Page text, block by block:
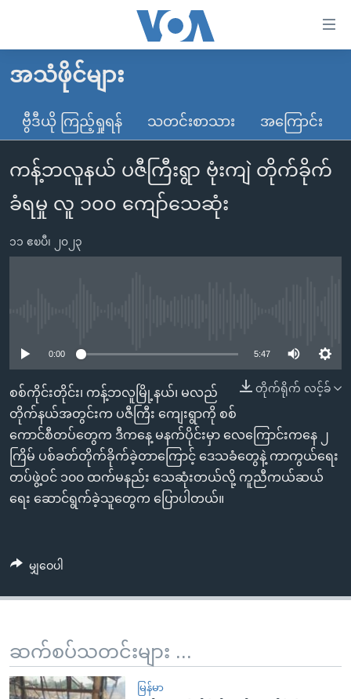
လွယ်ကူ
သည့်
များ
ပင်မ
သို့
စာမျက်နှာ
သို့
ကျော်
ကြည့်
ရန်
ရှာဖွေ
သို့
မူလစာမျက်နှာ
မြန်မာ
ကမ္ဘာ့သတင်းများ
နိုင်ငံတကာ
အစ္စရေး-ပါလက်စတိုင်း
ဗွီဒီယို
သတင်းလွတ်လပ်ခွင့်
ရပ်ဝန်းတခု လမ်းတခု အလွန်
အင်္ဂလိပ်စာလေ့လာမယ်
ဗွီအိုအေ လူမှုကွန်ယက်များ
ဘာသာစကားများ
အသံဖိုင်များ
ဗွီဒီယို ကြည့်ရှုရန် သတင်းစာသား အကြောင်း
ကန့်ဘလူနယ် ပဇီကြီးရွာ ဗုံးကျဲ တိုက်ခိုက်
ခံရမှု လူ ၁၀၀ ကျော်သေဆုံး
၁၁ ဧၿပီ၊ ၂၀၂၃
0:00 5:47
တိုက်ရိုက် လင့်ခ်
စစ်ကိုင်းတိုင်း၊ ကန့်ဘလူမြို့နယ်၊ မလည်
တိုက်နယ်အတွင်းက ပဇီကြီး ကျေးရွာကို စစ်
ကောင်စီတပ်တွေက ဒီကနေ့ မနက်ပိုင်းမှာ လေကြောင်းကနေ ၂
ကြိမ် ပစ်ခတ်တိုက်ခိုက်ခဲ့တာကြောင့် ဒေသခံတွေနဲ့ ကာကွယ်ရေး
တပ်ဖွဲ့ဝင် ၁၀၀ ထက်မနည်း သေဆုံးတယ်လို့ ကူညီကယ်ဆယ်
ရေး ဆောင်ရွက်ခဲ့သူတွေက ပြောပါတယ်။
မျှဝေပါ
ဆက်စပ်သတင်းများ ...
မြန်မာ